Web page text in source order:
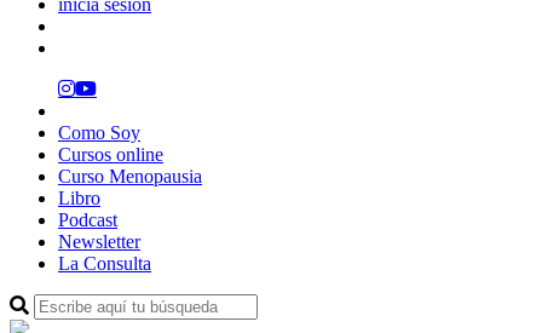
Como Soy
Cursos online
Curso Menopausia
Libro
Podcast
Newsletter
La Consulta